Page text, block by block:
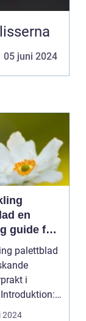
05 juni 2024
en
guide för
palettblad
i
2024